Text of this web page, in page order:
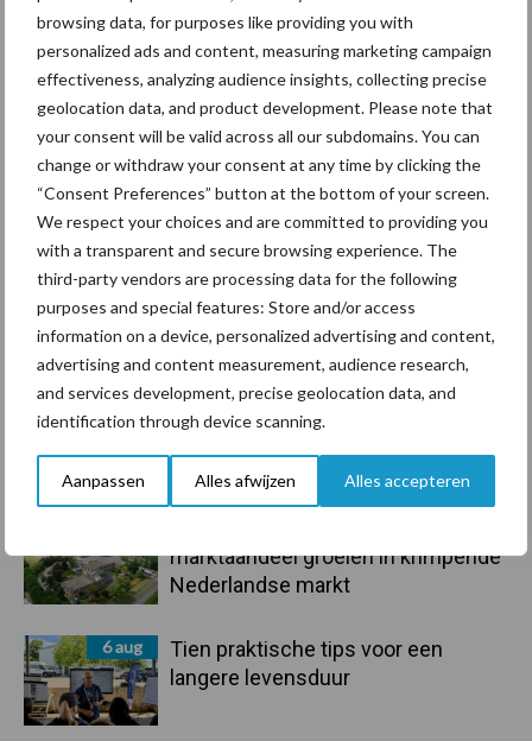
browsing data, for purposes like providing you with
personalized ads and content, measuring marketing campaign
effectiveness, analyzing audience insights, collecting precise
geolocation data, and product development. Please note that
your consent will be valid across all our subdomains. You can
change or withdraw your consent at any time by clicking the
“Consent Preferences” button at the bottom of your screen.
We respect your choices and are committed to providing you
with a transparent and secure browsing experience. The
third-party vendors are processing data for the following
purposes and special features: Store and/or access
information on a device, personalized advertising and content,
advertising and content measurement, audience research,
and services development, precise geolocation data, and
identification through device scanning.
Aanpassen Alles afwijzen Alles accepteren
Primaire
Sidebar
Recent nieuws Partner nieuws
7 aug
Grondstoffenmarkt blijft grillig:
droogte en geopolitiek houden
handel in de greep
7 aug
De speenhuid: een vaak
onderschatte risicofactor voor
mastitis
marktaandeel groeien in krimpende
Nederlandse markt
6 aug
Tien praktische tips voor een
langere levensduur
Toon meer